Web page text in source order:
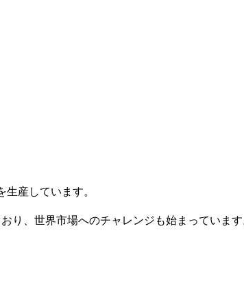
産しています。
り、世界市場へのチャレンジも始まっています